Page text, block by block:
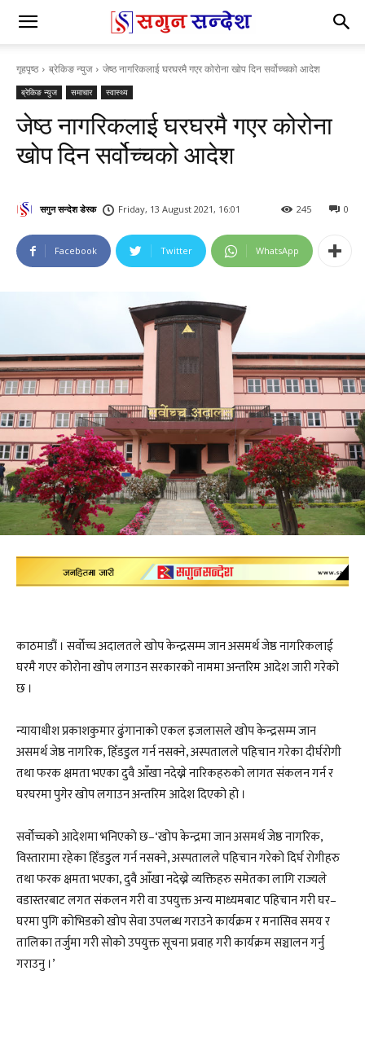
गृहपृष्ठ ब्रेकिङ न्युज जेष्ठ नागरिकलाई घरघरमै गएर कोरोना खोप दिन सर्वोच्चको आदेश
ब्रेकिङ न्युज समाचार स्वास्थ्य
जेष्ठ नागरिकलाई घरघरमै गएर कोरोना
खोप दिन सर्वोच्चको आदेश
सगुन सन्देश डेस्क Friday, 13 August 2021, 16:01 0
245
Facebook Twitter WhatsApp
काठमाडौं । सर्वोच्च अदालतले खोप केन्द्रसम्म जान असमर्थ जेष्ठ नागरिकलाई
घरमै गएर कोरोना खोप लगाउन सरकारको नाममा अन्तरिम आदेश जारी गरेको
छ ।
न्यायाधीश प्रकाशकुमार ढुंगानाको एकल इजलासले खोप केन्द्रसम्म जान
असमर्थ जेष्ठ नागरिक, हिँडडुल गर्न नसक्ने, अस्पतालले पहिचान गरेका दीर्घरोगी
तथा फरक क्षमता भएका दुवै आँखा नदेख्ने नारिकहरुको लागत संकलन गर्न र
घरघरमा पुगेर खोप लगाउन अन्तरिम आदेश दिएको हो ।
सर्वोच्चको आदेशमा भनिएको छ–‘खोप केन्द्रमा जान असमर्थ जेष्ठ नागरिक,
विस्तारामा रहेका हिँडडुल गर्न नसक्ने, अस्पतालले पहिचान गरेको दिर्घ रोगीहरु
तथा फरक क्षमता भएका, दुवै आँखा नदेख्ने व्यक्तिहरु समेतका लागि राज्यले
वडास्तरबाट लगत संकलन गरी वा उपयुक्त अन्य माध्यमबाट पहिचान गरी घर–
घरमा पुगि कोभिडको खोप सेवा उपलब्ध गराउने कार्यक्रम र मनासिव समय र
तालिका तर्जुमा गरी सोको उपयुक्त सूचना प्रवाह गरी कार्यक्रम सञ्चालन गर्नु
गराउनु ।’